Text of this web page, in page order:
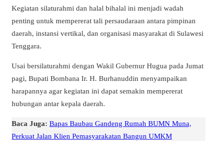
Kegiatan silaturahmi dan halal bihalal ini menjadi wadah
penting untuk mempererat tali persaudaraan antara pimpinan
daerah, instansi vertikal, dan organisasi masyarakat di Sulawesi
Tenggara.
Usai bersilaturahmi dengan Wakil Gubernur Hugua pada Jumat
pagi, Bupati Bombana Ir. H. Burhanuddin menyampaikan
harapannya agar kegiatan ini dapat semakin mempererat
hubungan antar kepala daerah.
Baca Juga: Bapas Baubau Gandeng Rumah BUMN Muna,
Perkuat Jalan Klien Pemasyarakatan Bangun UMKM